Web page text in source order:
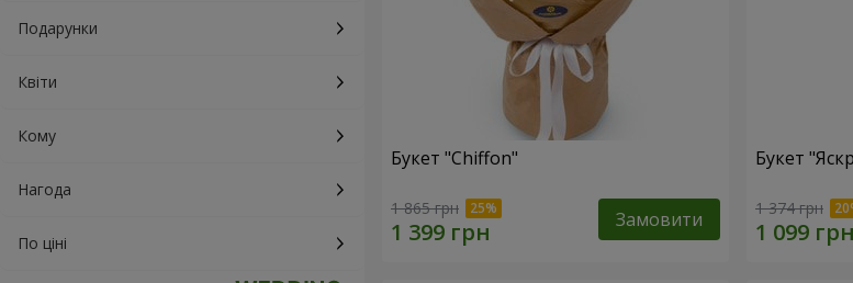
Подарунки
Квіти
Кому
Нагода
По ціні
Букет "Chiffon"
1 865 грн Замовити
Букет
1 374 грн